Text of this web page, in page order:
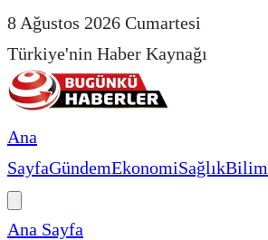
8 Ağustos 2026 Cumartesi
Türkiye'nin Haber Kaynağı
Ana
SayfaGündemEkonomiSağlıkBilim
Ana Sayfa